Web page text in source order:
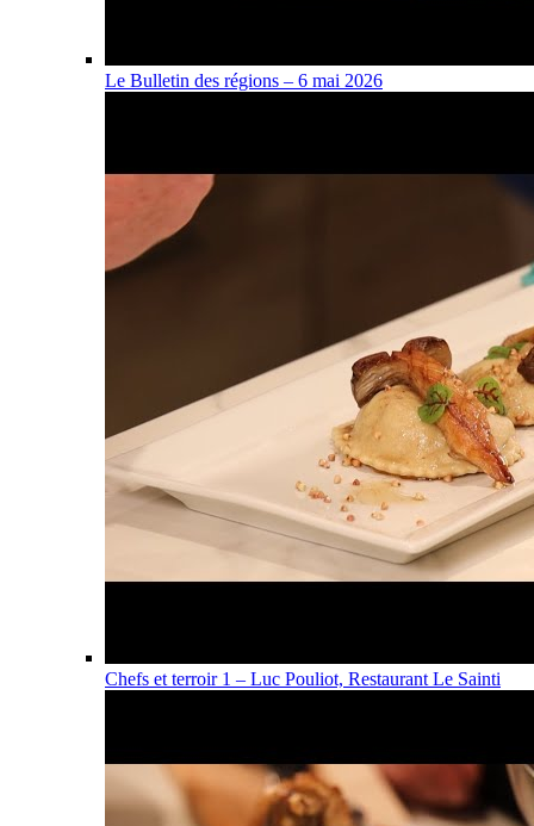
Le Bulletin des régions – 6 mai 2026
Chefs et terroir 1 – Luc Pouliot, Restaurant Le Sainti